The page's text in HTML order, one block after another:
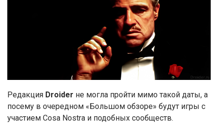
Редакция Droider не могла пройти мимо такой даты, а
посему в очередном «Большом обзоре» будут игры с
участием Cosa Nostra и подобных сообществ.